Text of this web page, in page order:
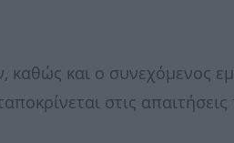
και ο συνεχόμενος
στις απαιτήσεις